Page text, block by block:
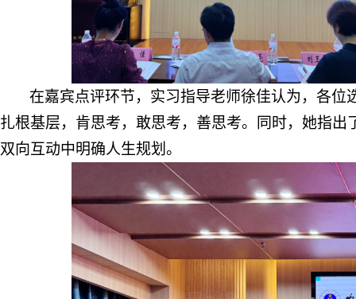
在嘉宾点评环节，实习指导老师徐佳认为，各
扎根基层，肯思考，敢思考，善思考。同时，她指
双向互动中明确人生规划。